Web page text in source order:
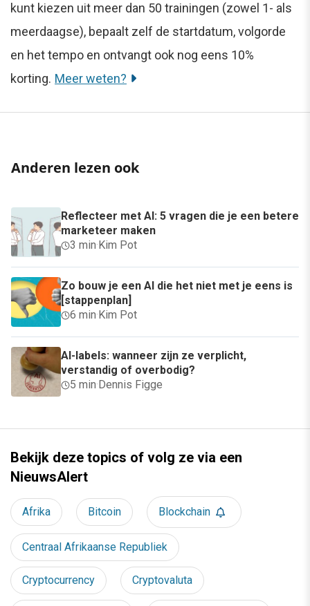
kunt kiezen uit meer dan 50 trainingen (zowel 1- als
meerdaagse), bepaalt zelf de startdatum, volgorde
en het tempo en ontvangt ook nog eens 10%
korting. Meer weten?
Anderen lezen ook
Reflecteer met AI: 5 vragen die je een betere
marketeer maken
3 min· Kim Pot
Zo bouw je een AI die het niet met je eens is
[stappenplan]
6 min· Kim Pot
AI-labels: wanneer zijn ze verplicht,
verstandig of overbodig?
5 min· Dennis Figge
Bekijk deze topics of volg ze via een
NieuwsAlert
Afrika Bitcoin Blockchain
Centraal Afrikaanse Republiek
Cryptocurrency Cryptovaluta